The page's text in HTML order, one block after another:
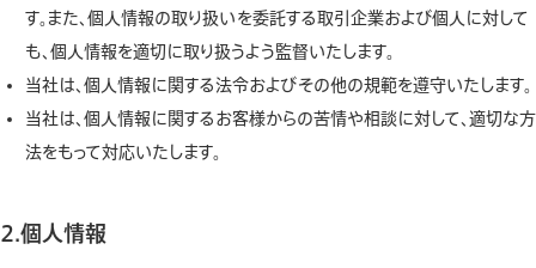
す。また、個人情報の取り扱いを委託する取引企業および個人に対して
も、個人情報を適切に取り扱うよう監督いたします。
当社は、個人情報に関する法令およびその他の規範を遵守いたします。
当社は、個人情報に関するお客様からの苦情や相談に対して、適切な方
法をもって対応いたします。
2.個人情報